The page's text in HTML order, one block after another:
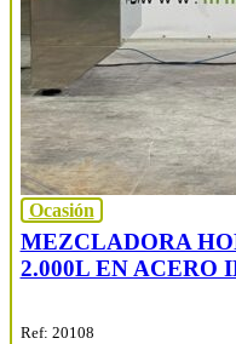
Ocasión
MEZCLADORA
2.000L EN ACERO
Ref: 20108